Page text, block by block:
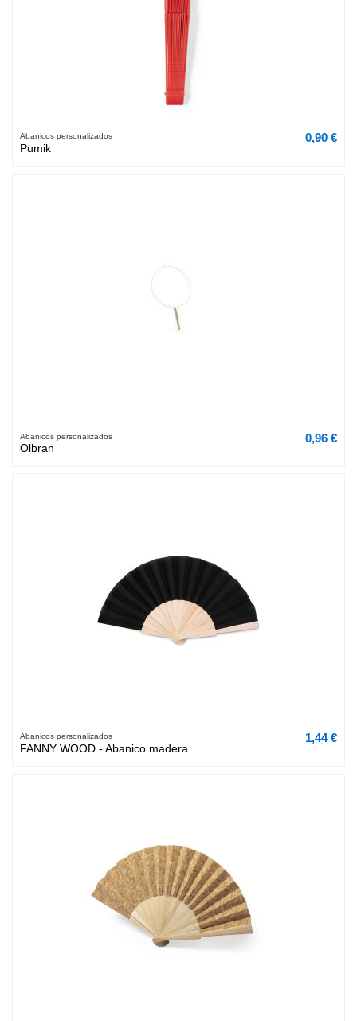
Abanicos personalizados
Pumik
0,90 €
Abanicos personalizados
Olbran
0,96 €
Abanicos personalizados
FANNY WOOD - Abanico madera
1,44 €